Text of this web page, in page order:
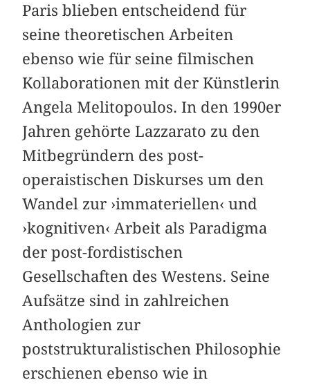
Paris blieben entscheidend für
seine theoretischen Arbeiten
ebenso wie für seine filmischen
Kollaborationen mit der Künstlerin
Angela Melitopoulos. In den 1990er
Jahren gehörte Lazzarato zu den
Mitbegründern des post-
operaistischen Diskurses um den
Wandel zur ›immateriellen‹ und
›kognitiven‹ Arbeit als Paradigma
der post-fordistischen
Gesellschaften des Westens. Seine
Aufsätze sind in zahlreichen
Anthologien zur
poststrukturalistischen Philosophie
erschienen ebenso wie in